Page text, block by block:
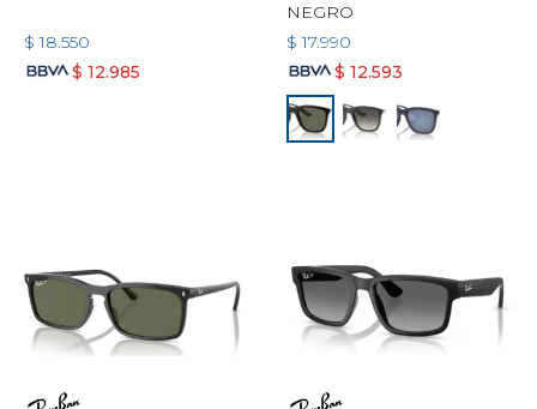
$ 18.550
$ 12.985
NEGRO
$ 17.990
$ 12.593